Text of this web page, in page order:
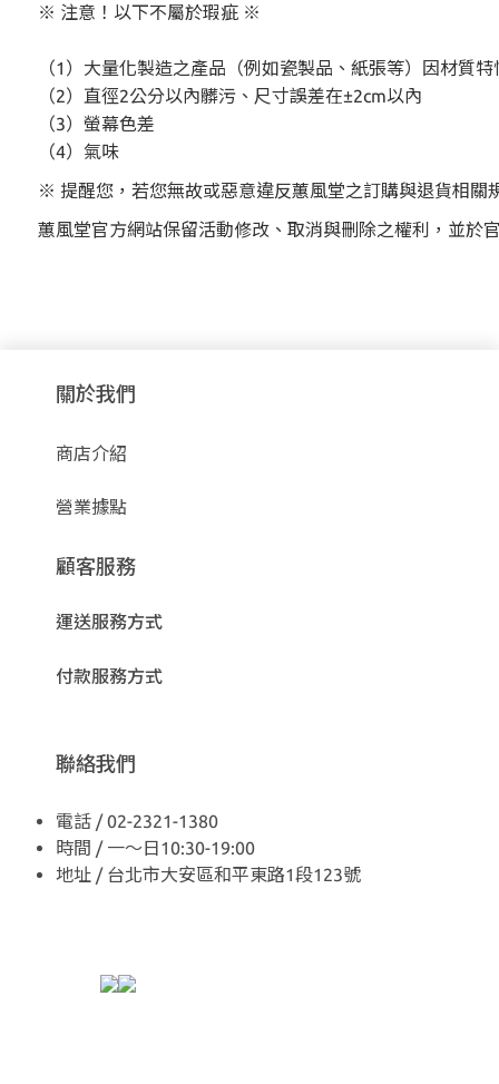
※ 注意！以下不屬於瑕疵 ※
（1）大量化製造之產品（例如瓷製品、紙張等）因材質
（2）直徑2公分以內髒污、尺寸誤差在±2cm以內
（3）螢幕色差
（4）氣味
※ 提醒您，若您無故或惡意違反蕙風堂之訂購與退貨相關
蕙風堂官方網站保留活動修改、取消與刪除之權利，並於
關於我們
商店介紹
營業據點
顧客服務
運送服務方式
付款服務方式
聯絡我們
電話 / 02-2321-1380
時間 / 一～日10:30-19:00
地址 / 台北市大安區和平東路1段123號